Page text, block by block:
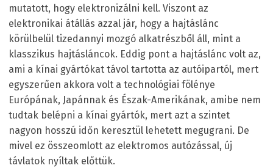
mutatott, hogy elektronizálni kell. Viszont az
elektronikai átállás azzal jár, hogy a hajtáslánc
körülbelül tizedannyi mozgó alkatrészből áll, mint a
klasszikus hajtásláncok. Eddig pont a hajtáslánc volt az,
ami a kínai gyártókat távol tartotta az autóipartól, mert
egyszerűen akkora volt a technológiai fölénye
Európának, Japánnak és Észak-Amerikának, amibe nem
tudtak belépni a kínai gyártók, mert azt a szintet
nagyon hosszú időn keresztül lehetett megugrani. De
mivel ez összeomlott az elektromos autózással, új
távlatok nyíltak előttük.